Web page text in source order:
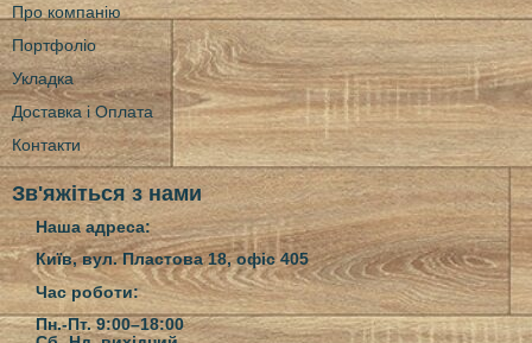
Про компанію
Портфоліо
Укладка
Доставка і Оплата
Контакти
Зв'яжіться з нами
Наша адреса:
Київ, вул. Пластова 18, офіс 405
Час роботи:
Пн.-Пт. 9:00–18:00